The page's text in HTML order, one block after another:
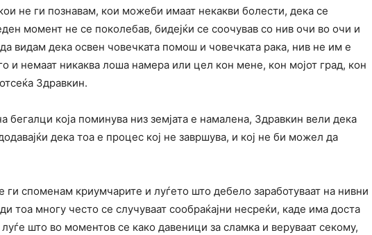
не ги познавам, кои можеби имаат некакви болести, дека се
момент не се поколебав, бидејќи се соочував со нив очи во очи и
видам дека освен човечката помош и човечката рака, нив не им е
и немаат никаква лоша намера или цел кон мене, кон мојот град, кон
Здравкин.
бегалци која поминува низ земјата е намалена, Здравкин вели дека
дека тоа е процес кој не завршува, и кој не би можел да
ги споменам криумчарите и луѓето што дебело заработуваат на нивни
тоа многу често се случуваат сообраќајни несреќи, каде има доста
што во моментов се како давеници за сламка и веруваат секому,